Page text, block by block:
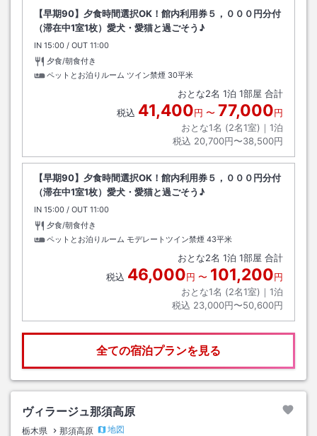
【早期90】夕食時間選択OK！館内利用券５，０００円分付
（滞在中1室1枚）愛犬・愛猫と過ごそう♪
IN チェックイン
15:00 / OUT チェックアウト
11:00
夕食/朝食付き
ペットとお泊りルーム ツイン禁煙 30平米
おとな2名 1泊 1部屋 合計
税込 41,400円 〜 77,000円
おとな1名 (2名1室)｜ 1泊
税込 20,700円〜38,500円
【早期90】夕食時間選択OK！館内利用券５，０００円分付
（滞在中1室1枚）愛犬・愛猫と過ごそう♪
IN チェックイン
15:00 / OUT チェックアウト
11:00
夕食/朝食付き
ペットとお泊りルーム モデレートツイン禁煙 43平米
おとな2名 1泊 1部屋 合計
税込 46,000円 〜 101,200円
おとな1名 (2名1室)｜ 1泊
税込 23,000円〜50,600円
全ての宿泊プランを見る
ヴィラージュ那須高原
栃木県 那須高原 地図